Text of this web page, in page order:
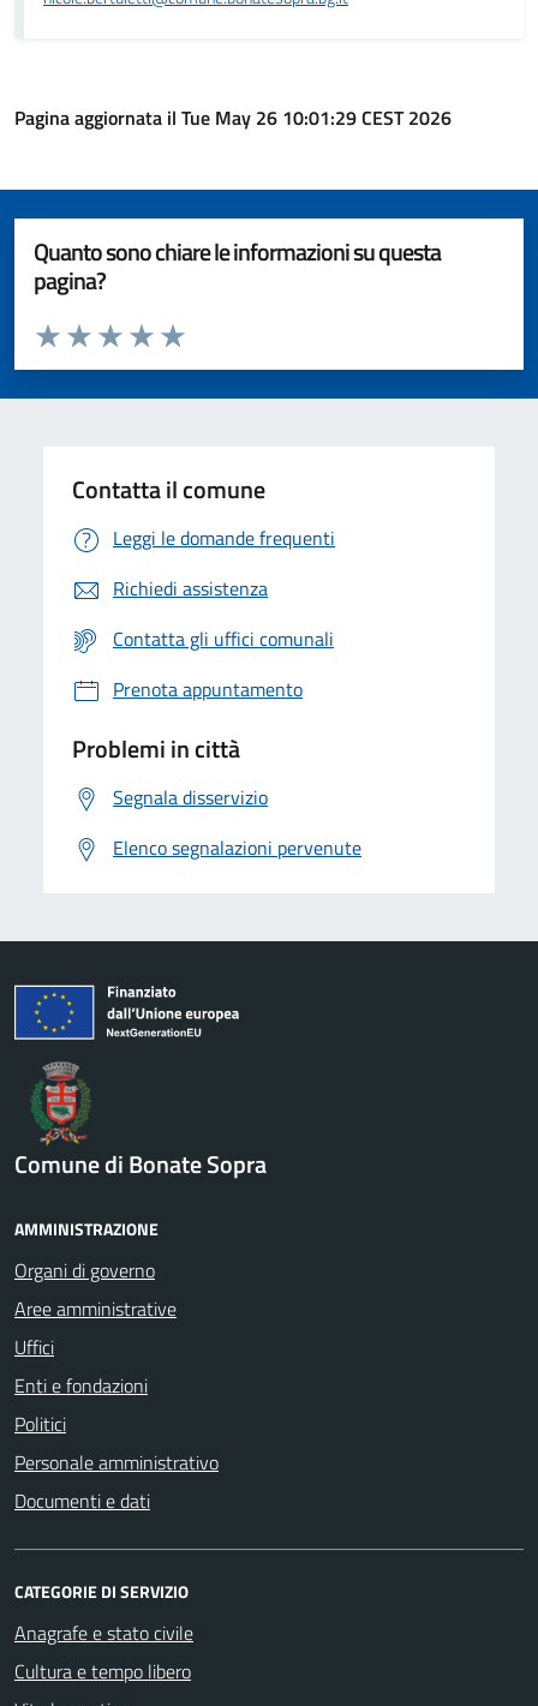
Pagina aggiornata il Tue May 26 10:01:29 CEST 2026
Quanto sono chiare le informazioni su questa
pagina?
Valuta da 1 a 5 stelle la pagina
Valuta 5 stelle su 5
Valuta 4 stelle su 5
Valuta 3 stelle su 5
Valuta 2 stelle su 5
Valuta 1 stelle su 5
Contatta il comune
Leggi le domande frequenti
Richiedi assistenza
Contatta gli uffici comunali
Prenota appuntamento
Problemi in città
Segnala disservizio
Elenco segnalazioni pervenute
Comune di Bonate Sopra
AMMINISTRAZIONE
Organi di governo
Aree amministrative
Uffici
Enti e fondazioni
Politici
Personale amministrativo
Documenti e dati
CATEGORIE DI SERVIZIO
Anagrafe e stato civile
Cultura e tempo libero